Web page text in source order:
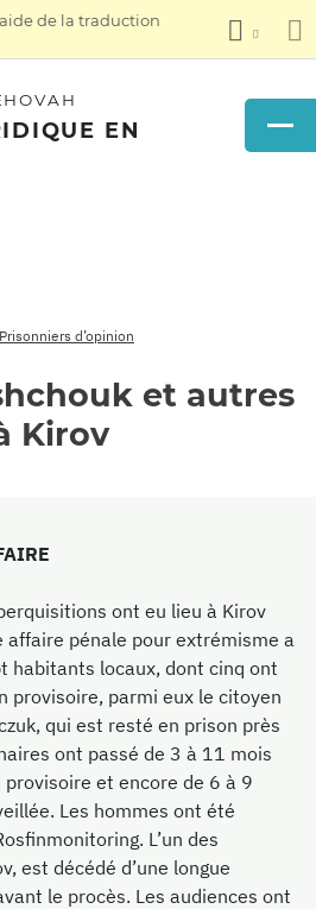
de la traduction
EN
Prisonniers d’opinion
et autres
Kirov
ont eu lieu à Kirov
affaire pénale pour extrémisme a
habitants locaux, dont cinq ont
provisoire, parmi eux le citoyen
qui est resté en prison près
ont passé de 3 à 11 mois
et encore de 6 à 9
Les hommes ont été
L’un des
est décédé d’une longue
le procès. Les audiences ont